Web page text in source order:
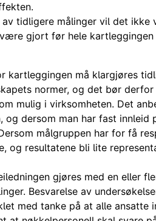
av tidligere målinger vil det
gjort før hele kartleggingen
kartleggingen må klargjøres
normer, og det bør
mulig i virksomheten. Det
og dersom man har fast innleid
målgruppen har for få
og resultatene bli lite
gjøres med en eller
Besvarelse av
med tanke på at alle ansatte